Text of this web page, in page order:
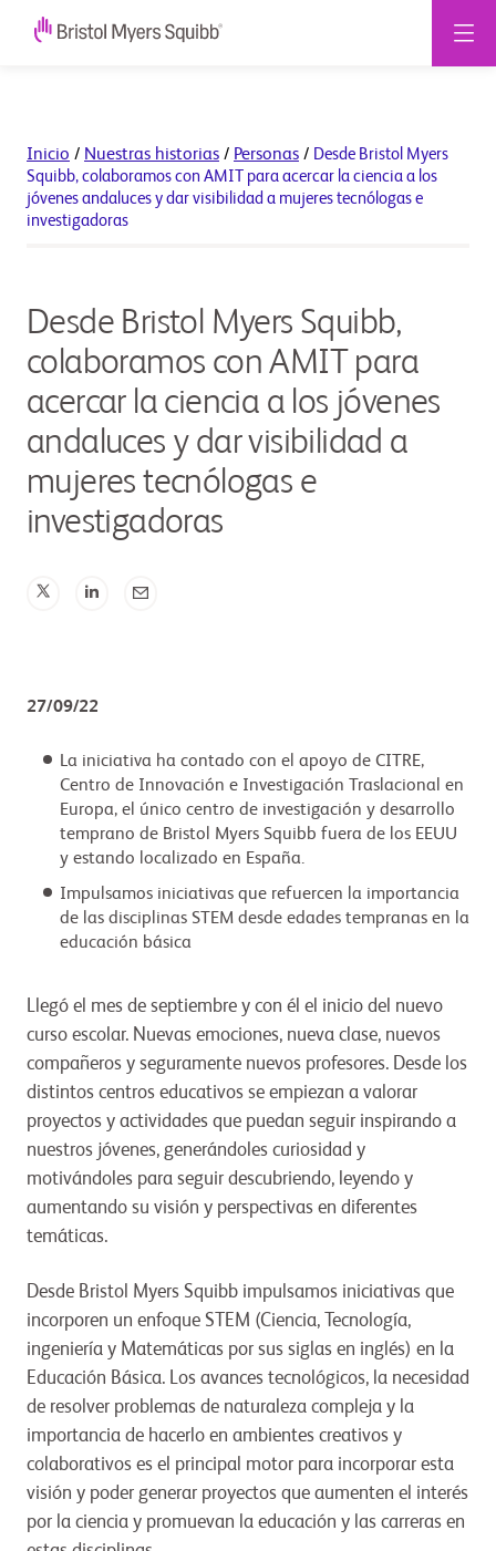
Inicio / Nuestras historias / Personas / Desde Bristol Myers
Squibb, colaboramos con AMIT para acercar la ciencia a los
jóvenes andaluces y dar visibilidad a mujeres tecnólogas e
investigadoras
Desde Bristol Myers Squibb,
colaboramos con AMIT para
acercar la ciencia a los jóvenes
andaluces y dar visibilidad a
mujeres tecnólogas e
investigadoras
27/09/22
La iniciativa ha contado con el apoyo de CITRE,
Centro de Innovación e Investigación Traslacional en
Europa, el único centro de investigación y desarrollo
temprano de Bristol Myers Squibb fuera de los EEUU
y estando localizado en España.
Impulsamos iniciativas que refuercen la importancia
de las disciplinas STEM desde edades tempranas en la
educación básica
Llegó el mes de septiembre y con él el inicio del nuevo
curso escolar. Nuevas emociones, nueva clase, nuevos
compañeros y seguramente nuevos profesores. Desde los
distintos centros educativos se empiezan a valorar
proyectos y actividades que puedan seguir inspirando a
nuestros jóvenes, generándoles curiosidad y
motivándoles para seguir descubriendo, leyendo y
aumentando su visión y perspectivas en diferentes
temáticas.
Desde Bristol Myers Squibb impulsamos iniciativas que
incorporen un enfoque STEM (Ciencia, Tecnología,
ingeniería y Matemáticas por sus siglas en inglés) en la
Educación Básica. Los avances tecnológicos, la necesidad
de resolver problemas de naturaleza compleja y la
importancia de hacerlo en ambientes creativos y
colaborativos es el principal motor para incorporar esta
visión y poder generar proyectos que aumenten el interés
por la ciencia y promuevan la educación y las carreras en